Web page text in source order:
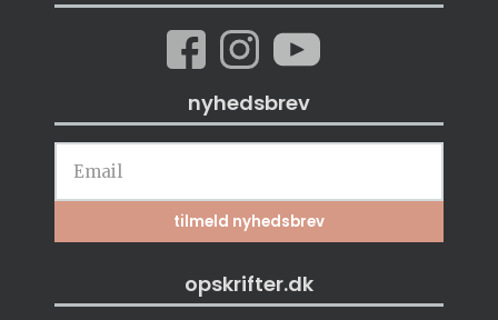
nyhedsbrev
opskrifter.dk